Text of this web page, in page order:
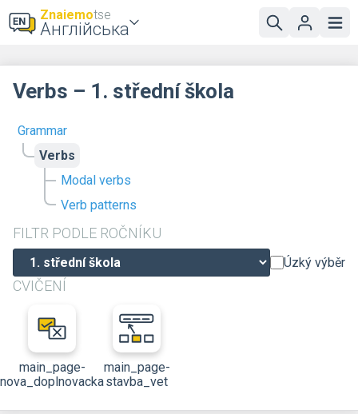
Znaiemotse
Англійська
Grammar
Verbs
Modal verbs
Verb patterns
FILTR PODLE ROČNÍKU
Úzký výběr
CVIČENÍ
main_page-
nova_doplnovacka
main_page-
stavba_vet
Verbs – 1. střední škola